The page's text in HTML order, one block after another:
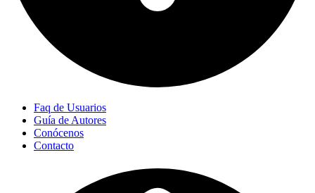
Faq de Usuarios
Guía de Autores
Conócenos
Contacto